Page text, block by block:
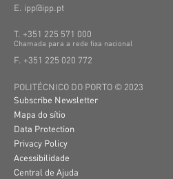
E. ipp@ipp.pt
T. +351 225 571 000
Chamada para a rede fixa nacional
F. +351 225 020 772
POLITÉCNICO DO PORTO © 2023
Subscribe Newsletter
Mapa do sítio
Data Protection
Privacy Policy
Acessibilidade
Central de Ajuda